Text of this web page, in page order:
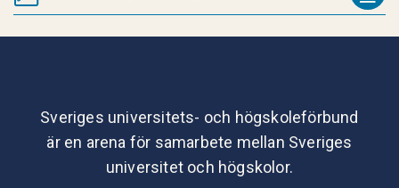
Sveriges universitets- och högskoleförbund
är en arena för samarbete mellan Sveriges
universitet och högskolor.